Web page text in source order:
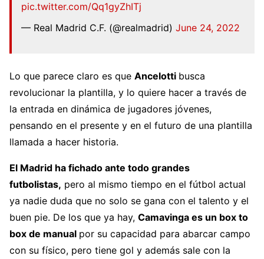
pic.twitter.com/Qq1gyZhITj
— Real Madrid C.F. (@realmadrid) June 24, 2022
Lo que parece claro es que Ancelotti busca
revolucionar la plantilla, y lo quiere hacer a través de
la entrada en dinámica de jugadores jóvenes,
pensando en el presente y en el futuro de una plantilla
llamada a hacer historia.
El Madrid ha fichado ante todo grandes
futbolistas, pero al mismo tiempo en el fútbol actual
ya nadie duda que no solo se gana con el talento y el
buen pie. De los que ya hay, Camavinga es un box to
box de manual por su capacidad para abarcar campo
con su físico, pero tiene gol y además sale con la